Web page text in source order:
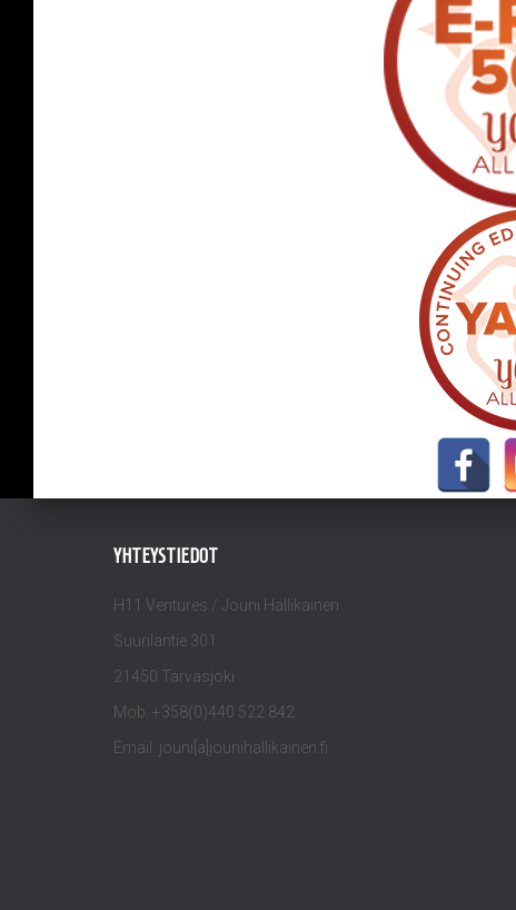
YHTEYSTIEDOT
H11 Ventures / Jouni Hallikainen
Suurilantie 301
21450 Tarvasjoki
Mob. +358(0)440 522 842
Email. jouni[a]jounihallikainen.fi